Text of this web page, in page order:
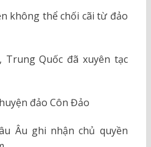
không thể chối cãi từ đảo
Quốc đã xuyên tạc
đảo Côn Đảo
Âu ghi nhận chủ quyền